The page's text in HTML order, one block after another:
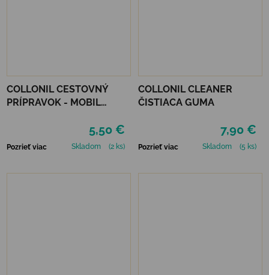
COLLONIL CESTOVNÝ
PRÍPRAVOK - MOBIL
5,50 €
Pozrieť viac Skladom (2 ks)
COLLONIL CLEANER
ČISTIACA GUMA
7,90 €
Pozrieť viac Skladom (5 ks)